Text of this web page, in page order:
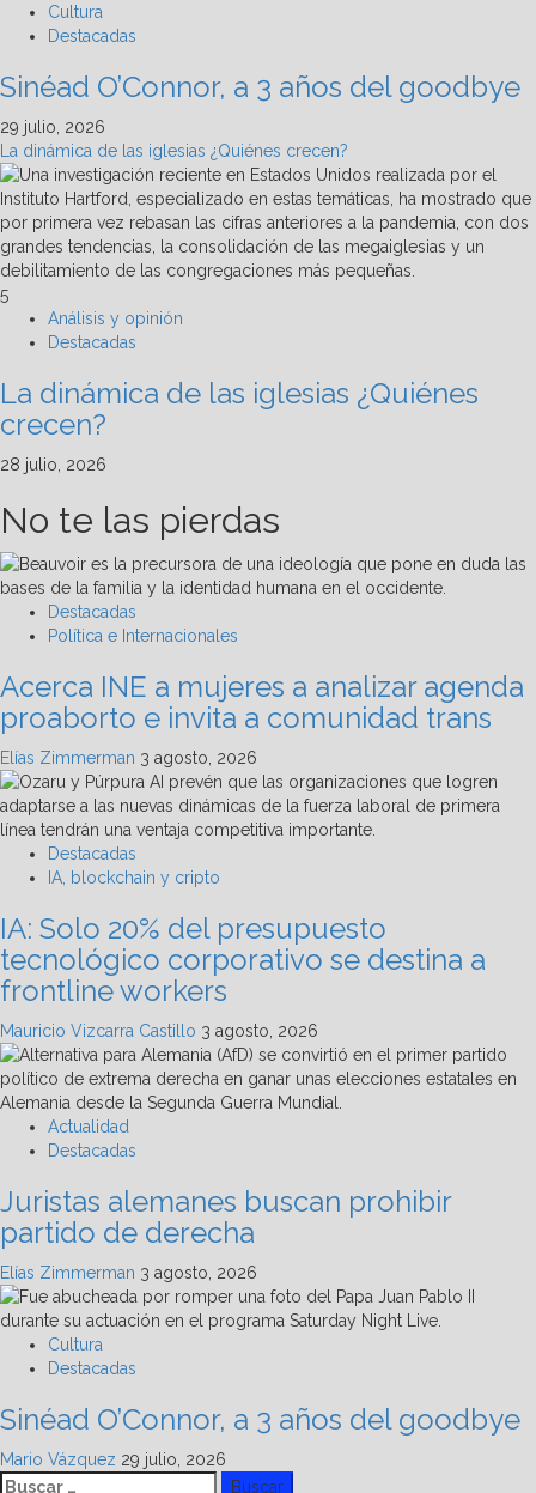
Cultura
Destacadas
Sinéad O’Connor, a 3 años del goodbye
29 julio, 2026
La dinámica de las iglesias ¿Quiénes crecen?
5
Análisis y opinión
Destacadas
La dinámica de las iglesias ¿Quiénes
crecen?
28 julio, 2026
No te las pierdas
Destacadas
Política e Internacionales
Acerca INE a mujeres a analizar agenda
proaborto e invita a comunidad trans
Elías Zimmerman 3 agosto, 2026
Destacadas
IA, blockchain y cripto
IA: Solo 20% del presupuesto
tecnológico corporativo se destina a
frontline workers
Mauricio Vizcarra Castillo 3 agosto, 2026
Actualidad
Destacadas
Juristas alemanes buscan prohibir
partido de derecha
Elías Zimmerman 3 agosto, 2026
Cultura
Destacadas
Sinéad O’Connor, a 3 años del goodbye
Mario Vázquez 29 julio, 2026
Buscar: